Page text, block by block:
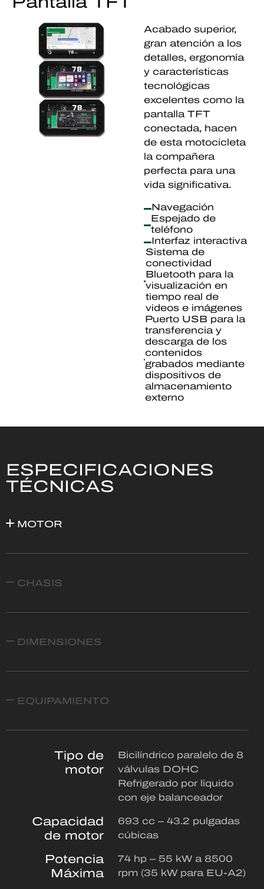
Acabado superior,
gran atención a los
detalles, ergonomía
y características
tecnológicas
excelentes como la
pantalla TFT
conectada, hacen
de esta motocicleta
la compañera
perfecta para una
vida significativa.
Navegación
Espejado de
teléfono
Interfaz interactiva
Sistema de
conectividad
Bluetooth para la
visualización en
tiempo real de
videos e imágenes
Puerto USB para la
transferencia y
descarga de los
contenidos
grabados mediante
dispositivos de
almacenamiento
externo
ESPECIFICACIONES
TÉCNICAS
MOTOR
CHASIS
DIMENSIONES
EQUIPAMIENTO
Tipo de
motor
Bicilíndrico paralelo de 8
válvulas DOHC
Refrigerado por líquido
con eje balanceador
Capacidad
de motor
693 cc – 43.2 pulgadas
cúbicas
Potencia
Máxima
74 hp – 55 kW a 8500
rpm (35 kW para EU-A2)